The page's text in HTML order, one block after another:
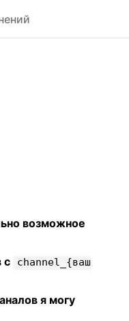
возможное
с
channel_{ваш
я могу